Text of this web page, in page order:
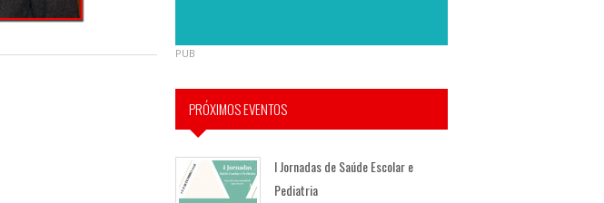
PUB
PRÓXIMOS EVENTOS
I Jornadas de Saúde Escolar e
Pediatria